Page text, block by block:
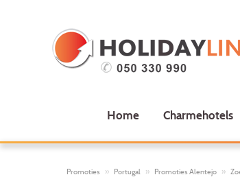
Home Charmehotels
Promoties Portugal Promoties Alentejo